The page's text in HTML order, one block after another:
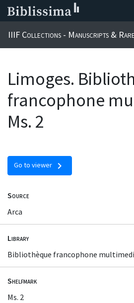
IIIF Collections - Manuscripts &
Limoges.
francophone
Ms. 2
Go to viewer chevron_right
Source
Arca
Library
Bibliothèque francophone
Shelfmark
Ms. 2